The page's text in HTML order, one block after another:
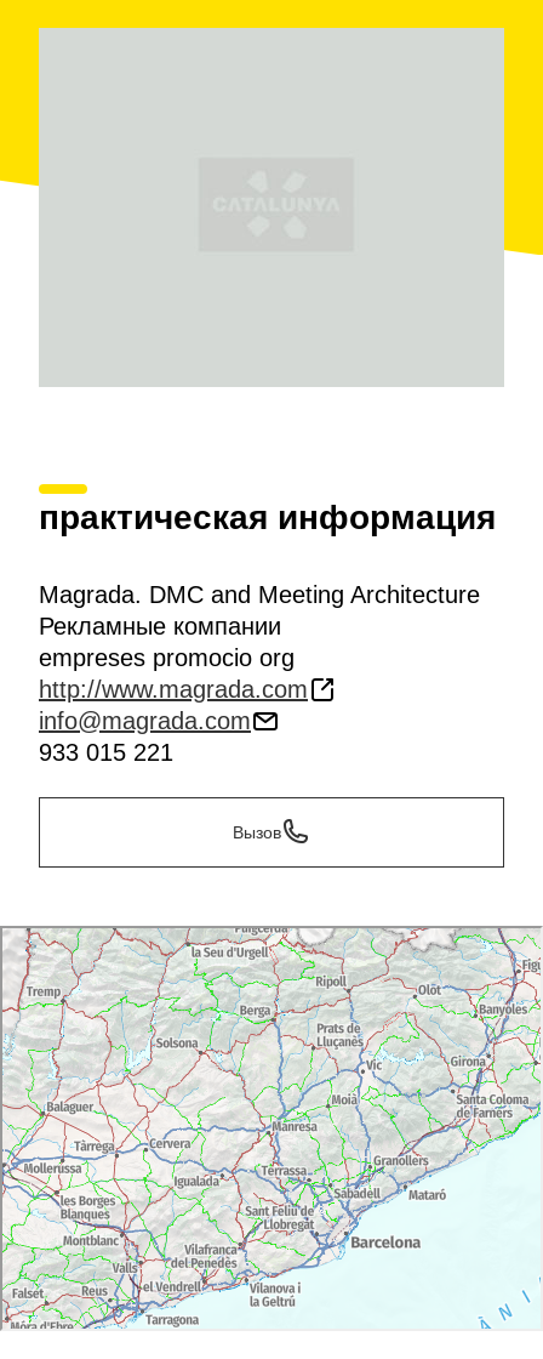
практическая информация
Magrada. DMC and Meeting Architecture
Рекламные компании
empreses promocio org
http://www.magrada.com
info@magrada.com
933 015 221
Вызов